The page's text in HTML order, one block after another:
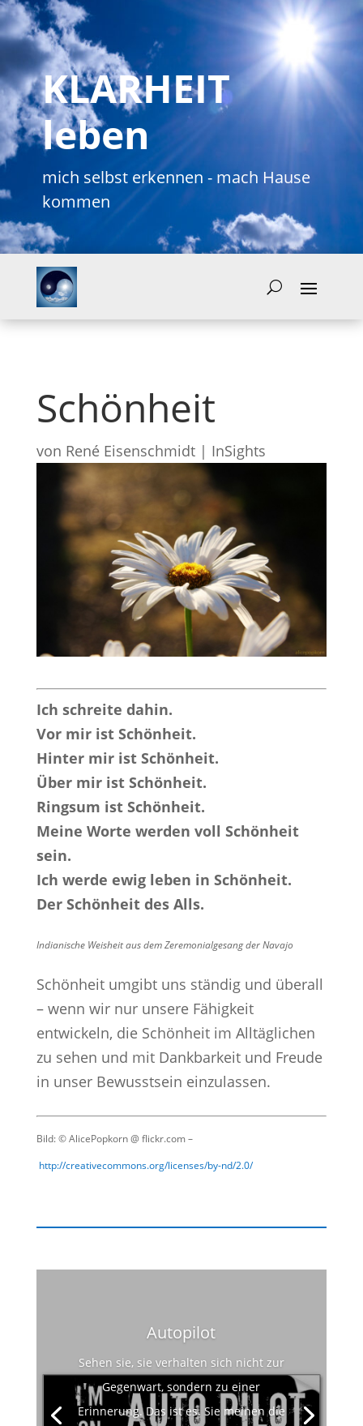
KLARHEIT
leben
mich selbst erkennen - mach Hause
kommen
Schönheit
von René Eisenschmidt| InSights
Ich schreite dahin.
Vor mir ist Schönheit.
Hinter mir ist Schönheit.
Über mir ist Schönheit.
Ringsum ist Schönheit.
Meine Worte werden voll Schönheit
sein.
Ich werde ewig leben in Schönheit.
Der Schönheit des Alls.
Indianische Weisheit aus dem Zeremonialgesang der Navajo
Schönheit umgibt uns ständig und überall
– wenn wir nur unsere Fähigkeit
entwickeln, die Schönheit im Alltäglichen
zu sehen und mit Dankbarkeit und Freude
in unser Bewusstsein einzulassen.
Bild: © AlicePopkorn @ flickr.com –
http://creativecommons.org/licenses/by-nd/2.0/
Autopilot
Sehen sie, sie verhalten sich nicht zur
Gegenwart, sondern zu einer
Erinnerung. Das ist es. Sie meinen die